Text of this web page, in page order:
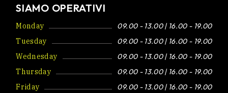
SIAMO OPERATIVI
Monday
09.00 - 13.00 | 16.00 - 19.00
Tuesday
09.00 - 13.00 | 16.00 - 19.00
Wednesday
09.00 - 13.00 | 16.00 - 19.00
Thursday
09.00 - 13.00 | 16.00 - 19.00
Friday
09.00 - 13.00 | 16.00 - 19.00